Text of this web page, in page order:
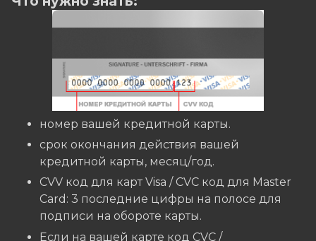
номер вашей кредитной карты.
cрок окончания действия вашей
кредитной карты, месяц/год.
CVV код для карт Visa / CVC код для Master
Card: 3 последние цифры на полосе для
подписи на обороте карты.
Если на вашей карте код CVC /